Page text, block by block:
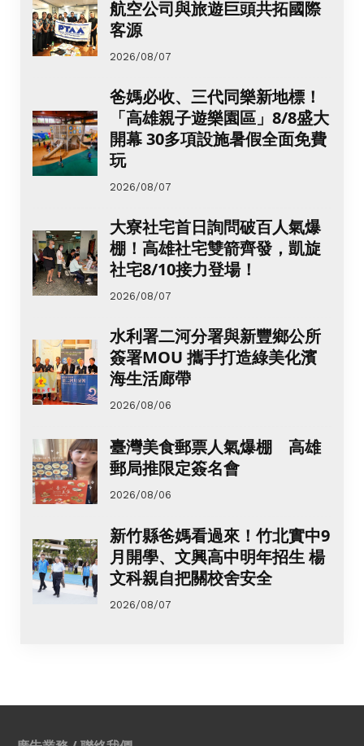
航空公司與旅遊巨頭共拓國際
客源
2026/08/07
爸媽必收、三代同樂新地標！
「高雄親子遊樂園區」8/8盛大
開幕 30多項設施暑假全面免費
玩
2026/08/07
大寮社宅首日詢問破百人氣爆
棚！高雄社宅雙箭齊發，凱旋
社宅8/10接力登場！
2026/08/07
水利署二河分署與新豐鄉公所
簽署MOU 攜手打造綠美化濱
海生活廊帶
2026/08/06
臺灣美食郵票人氣爆棚 高雄
郵局推限定簽名會
2026/08/06
新竹縣爸媽看過來！竹北實中9
月開學、文興高中明年招生 楊
文科親自把關校舍安全
2026/08/07